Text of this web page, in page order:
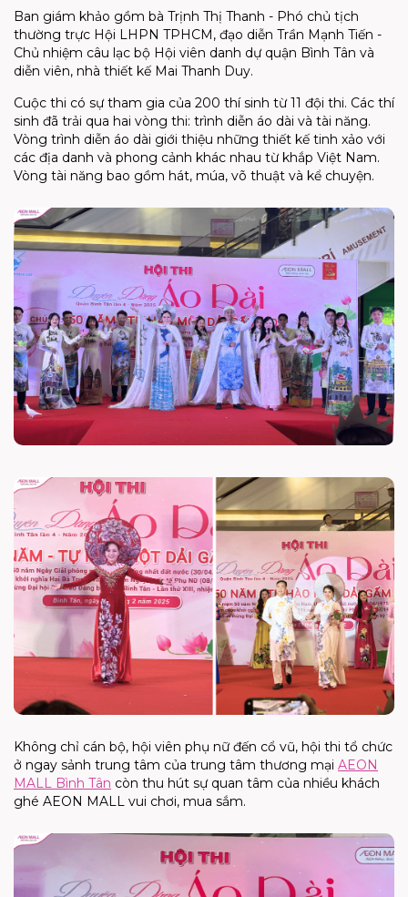
Ban giám khảo gồm bà Trịnh Thị Thanh - Phó chủ tịch
thường trực Hội LHPN TPHCM, đạo diễn Trần Mạnh Tiến -
Chủ nhiệm câu lạc bộ Hội viên danh dự quận Bình Tân và
diễn viên, nhà thiết kế Mai Thanh Duy.
Cuộc thi có sự tham gia của 200 thí sinh từ 11 đội thi. Các thí
sinh đã trải qua hai vòng thi: trình diễn áo dài và tài năng.
Vòng trình diễn áo dài giới thiệu những thiết kế tinh xảo với
các địa danh và phong cảnh khác nhau từ khắp Việt Nam.
Vòng tài năng bao gồm hát, múa, võ thuật và kể chuyện.
Không chỉ cán bộ, hội viên phụ nữ đến cổ vũ, hội thi tổ chức
ở ngay sảnh trung tâm của trung tâm thương mại AEON
MALL Bình Tân còn thu hút sự quan tâm của nhiều khách
ghé AEON MALL vui chơi, mua sắm.